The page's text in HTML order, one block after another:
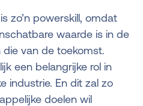
zo’n powerskill, omdat
waarde is in de
van de toekomst.
een belangrijke rol in
industrie. En dit zal zo
doelen wil